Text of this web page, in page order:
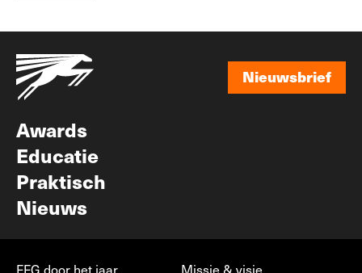
Nieuwsbrief
Awards
Educatie
Praktisch
Nieuws
FFG door het jaar Missie & visie